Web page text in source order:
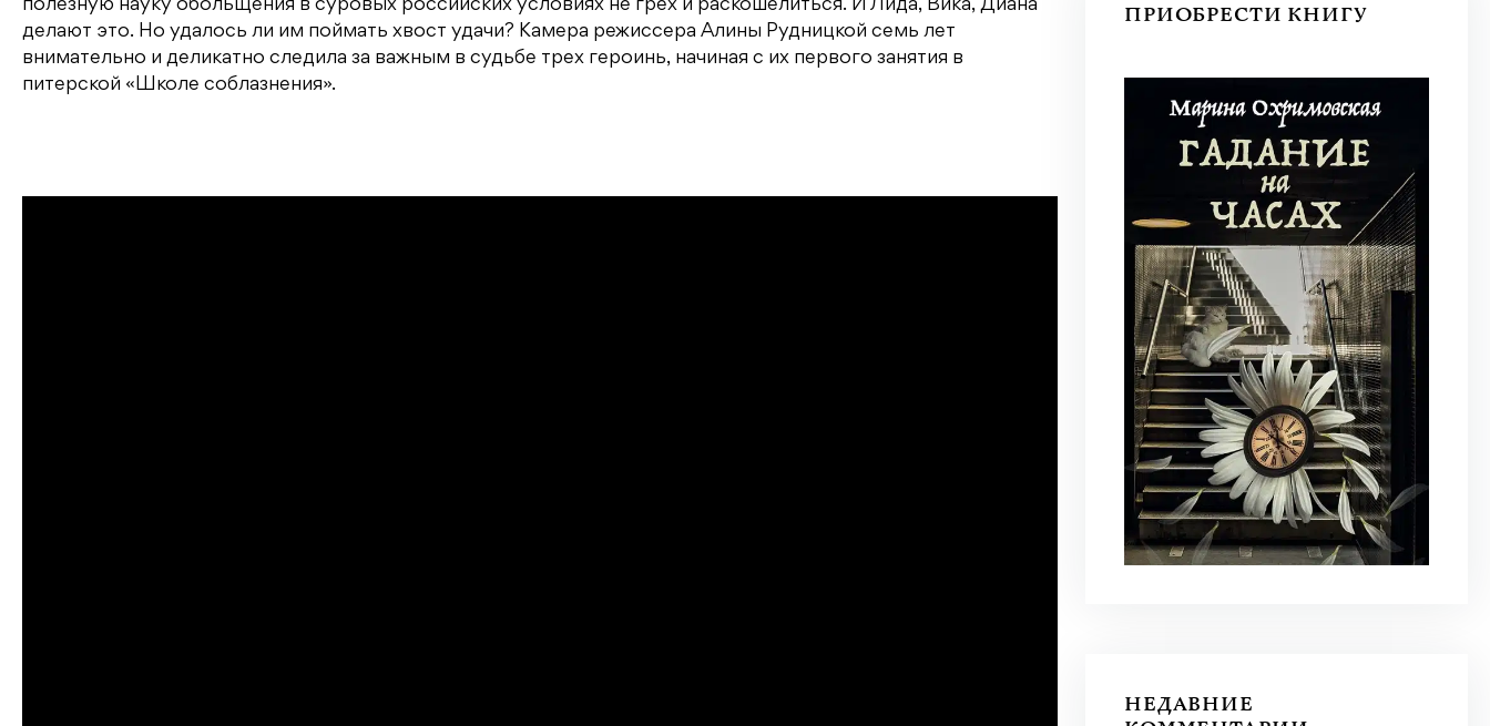
полезную науку обольщения в суровых российских условиях не грех и раскошелиться. И Лида, Вика, Диана
делают это. Но удалось ли им поймать хвост удачи? Камера режиссера Алины Рудницкой семь лет
внимательно и деликатно следила за важным в судьбе трех героинь, начиная с их первого занятия в
питерской «Школе соблазнения».
ПРИОБРЕСТИ КНИГУ
НЕДАВНИЕ